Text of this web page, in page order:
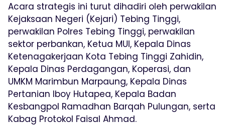
Acara strategis ini turut dihadiri oleh perwakilan
Kejaksaan Negeri (Kejari) Tebing Tinggi,
perwakilan Polres Tebing Tinggi, perwakilan
sektor perbankan, Ketua MUI, Kepala Dinas
Ketenagakerjaan Kota Tebing Tinggi Zahidin,
Kepala Dinas Perdagangan, Koperasi, dan
UMKM Marimbun Marpaung, Kepala Dinas
Pertanian Iboy Hutapea, Kepala Badan
Kesbangpol Ramadhan Barqah Pulungan, serta
Kabag Protokol Faisal Ahmad.